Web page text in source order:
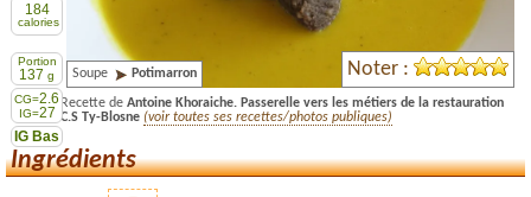
184
calories
Portion
137 g
CG=2.6
IG=27
IG Bas
Soupe Potimarron Noter :
Recette de Antoine Khoraiche. Passerelle vers les métiers de la restauration
C.S Ty-Blosne (voir toutes ses recettes/photos publiques)
Ingrédients